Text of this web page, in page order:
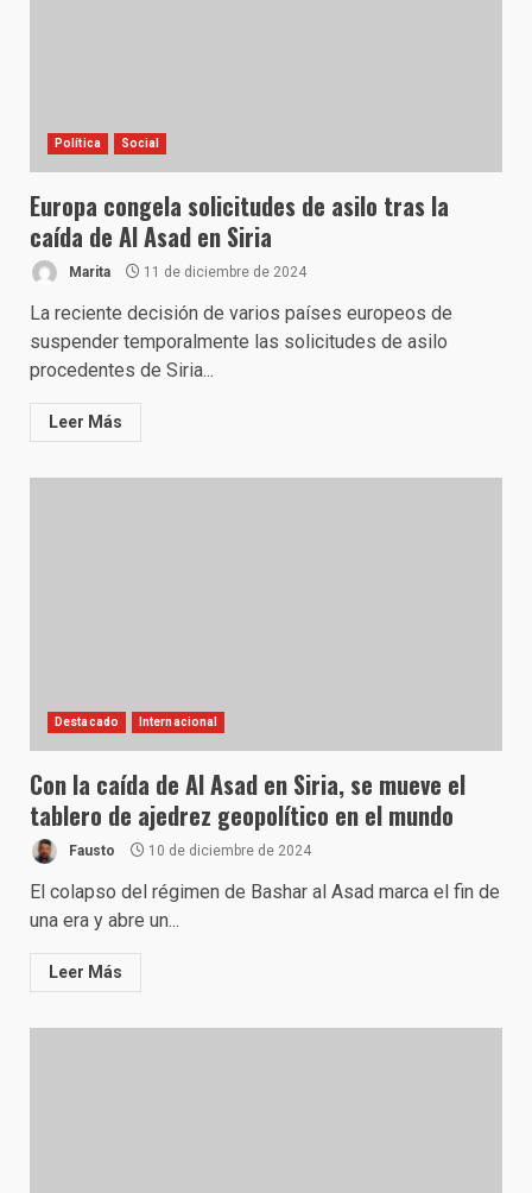
Política Social
Europa congela solicitudes de asilo tras la
caída de Al Asad en Siria
Marita 11 de diciembre de 2024
La reciente decisión de varios países europeos de
suspender temporalmente las solicitudes de asilo
procedentes de Siria...
Leer Más
Destacado Internacional
Con la caída de Al Asad en Siria, se mueve el
tablero de ajedrez geopolítico en el mundo
Fausto 10 de diciembre de 2024
El colapso del régimen de Bashar al Asad marca el fin de
una era y abre un...
Leer Más